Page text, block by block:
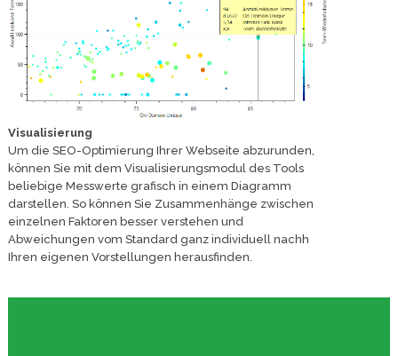
Visualisierung
Um die SEO-Optimierung Ihrer Webseite abzurunden,
können Sie mit dem Visualisierungsmodul des Tools
beliebige Messwerte grafisch in einem Diagramm
darstellen. So können Sie Zusammenhänge zwischen
einzelnen Faktoren besser verstehen und
Abweichungen vom Standard ganz individuell nachh
Ihren eigenen Vorstellungen herausfinden.